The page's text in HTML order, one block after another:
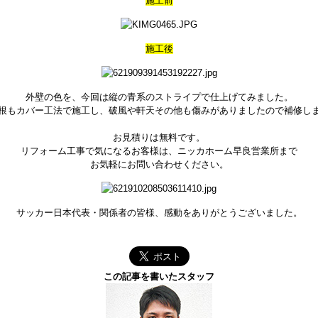
施工後
外壁の色を、今回は縦の青系のストライプで仕上げてみました。
もカバー工法で施工し、破風や軒天その他も傷みがありましたので補修し
お見積りは無料です。
リフォーム工事で気になるお客様は、ニッカホーム早良営業所まで
お気軽にお問い合わせください。
サッカー日本代表・関係者の皆様、感動をありがとうございました。
この記事を書いたスタッフ